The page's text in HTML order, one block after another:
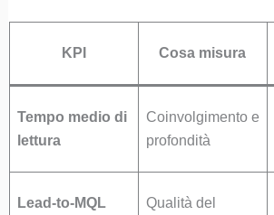
KPI Cosa misura
Tempo medio di
lettura
Coinvolgimento e
profondità
Lead-to-MQL Qualità del